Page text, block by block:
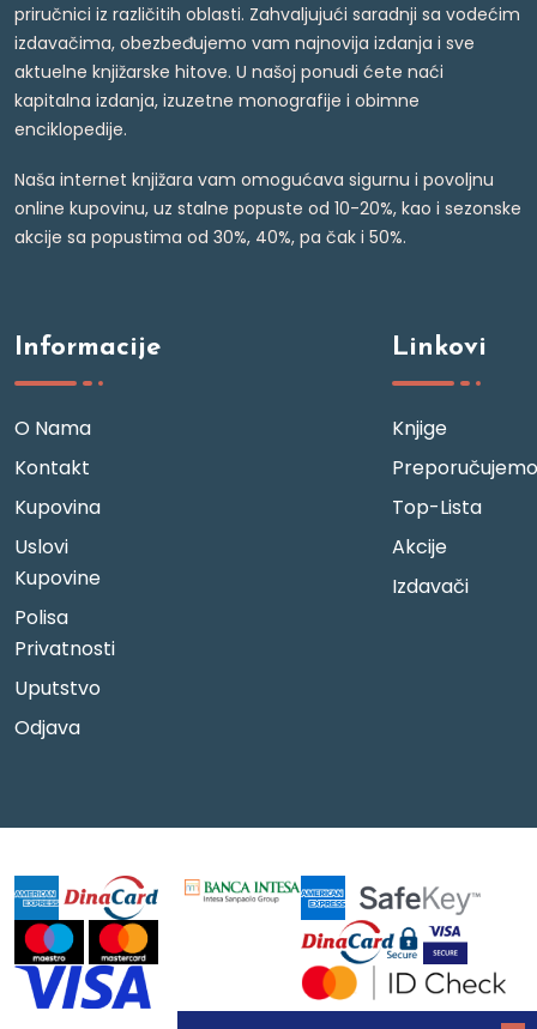
priručnici iz različitih oblasti. Zahvaljujući saradnji sa vodećim
izdavačima, obezbeđujemo vam najnovija izdanja i sve
aktuelne knjižarske hitove. U našoj ponudi ćete naći
kapitalna izdanja, izuzetne monografije i obimne
enciklopedije.
Naša internet knjižara vam omogućava sigurnu i povoljnu
online kupovinu, uz stalne popuste od 10-20%, kao i sezonske
akcije sa popustima od 30%, 40%, pa čak i 50%.
Informacije
O Nama
Kontakt
Kupovina
Uslovi
Kupovine
Polisa
Privatnosti
Uputstvo
Odjava
Linkovi
Knjige
Preporučujemo
Top-Lista
Akcije
Izdavači